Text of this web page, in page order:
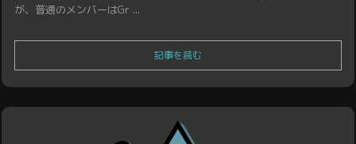
が、普通のメンバーはGr ...
記事を読む